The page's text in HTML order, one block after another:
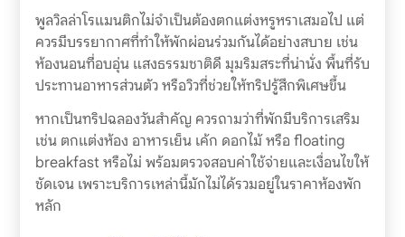
พูลวิลล่าโรแมนติกไม่จำเป็นต้องตกแต่งหรูหราเสมอไป แต่
ควรมีบรรยากาศที่ทำให้พักผ่อนร่วมกันได้อย่างสบาย เช่น
ห้องนอนที่อบอุ่น แสงธรรมชาติดี มุมริมสระที่น่านั่ง พื้นที่รับ
ประทานอาหารส่วนตัว หรือวิวที่ช่วยให้ทริปรู้สึกพิเศษขึ้น
หากเป็นทริปฉลองวันสำคัญ ควรถามว่าที่พักมีบริการเสริม
เช่น ตกแต่งห้อง อาหารเย็น เค้ก ดอกไม้ หรือ floating
breakfast หรือไม่ พร้อมตรวจสอบค่าใช้จ่ายและเงื่อนไขให้
ชัดเจน เพราะบริการเหล่านี้มักไม่ได้รวมอยู่ในราคาห้องพัก
หลัก